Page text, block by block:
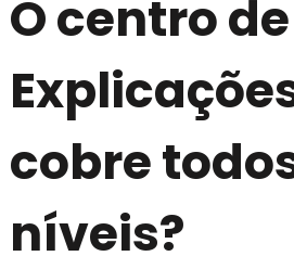
O centro de
cobre
níveis?